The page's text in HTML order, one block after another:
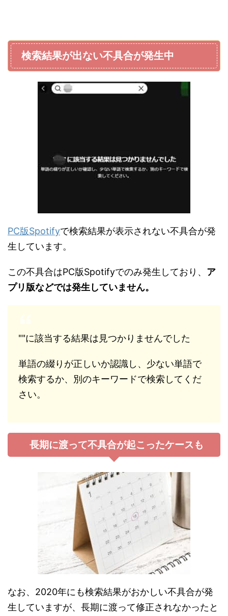
検索結果が出ない不具合が発生中
PC版Spotifyで検索結果が表示されない不具合が発
生しています。
この不具合はPC版Spotifyでのみ発生しており、 ア
プリ版などでは発生していません。
""に該当する結果は見つかりませんでした
単語の綴りが正しいか認識し、少ない単語で
検索するか、別のキーワードで検索してくだ
さい。
長期に渡って不具合が起こったケースも
なお、2020年にも検索結果がおかしい不具合が発
生していますが、長期に渡って修正されなかったと